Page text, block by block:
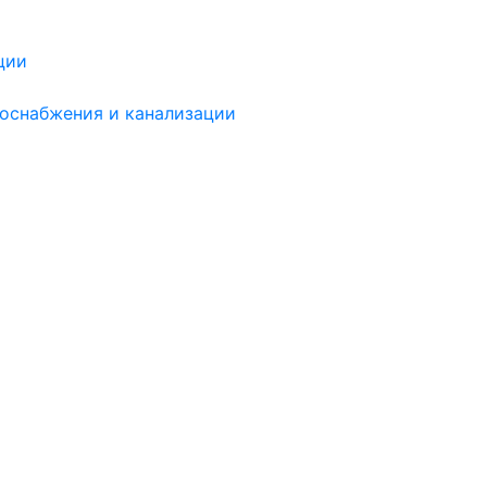
и канализации